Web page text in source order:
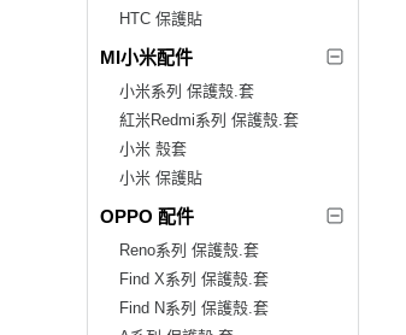
HTC 保護貼
MI小米配件
小米系列 保護殼.套
紅米Redmi系列 保護殼.套
小米 殼套
小米 保護貼
OPPO 配件
Reno系列 保護殼.套
Find X系列 保護殼.套
Find N系列 保護殼.套